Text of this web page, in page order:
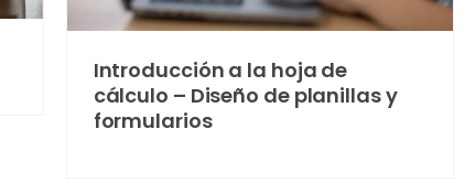
Introducción a la hoja de
cálculo – Diseño de planillas y
formularios